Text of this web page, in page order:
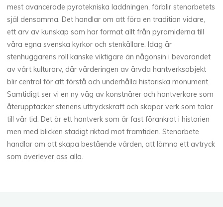
mest avancerade pyrotekniska laddningen, förblir stenarbetets
själ densamma. Det handlar om att föra en tradition vidare,
ett arv av kunskap som har format allt från pyramiderna till
våra egna svenska kyrkor och stenkällare. Idag är
stenhuggarens roll kanske viktigare än någonsin i bevarandet
av vårt kulturarv, där värderingen av ärvda hantverksobjekt
blir central för att förstå och underhålla historiska monument.
Samtidigt ser vi en ny våg av konstnärer och hantverkare som
återupptäcker stenens uttryckskraft och skapar verk som talar
till vår tid. Det är ett hantverk som är fast förankrat i historien
men med blicken stadigt riktad mot framtiden. Stenarbete
handlar om att skapa bestående värden, att lämna ett avtryck
som överlever oss alla.